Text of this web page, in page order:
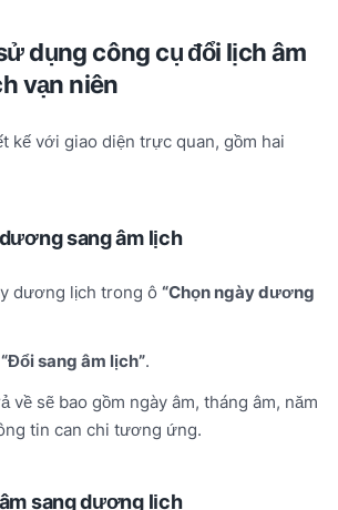
dụng công cụ đổi lịch âm
vạn niên
kế với giao diện trực quan, gồm hai
sang âm lịch
dương lịch trong ô “Chọn ngày dương
“Đổi sang âm lịch”.
về sẽ bao gồm ngày âm, tháng âm, năm
tin can chi tương ứng.
sang dương lịch